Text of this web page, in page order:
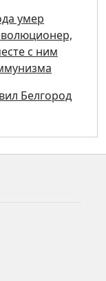
умер
с ним
Белгород